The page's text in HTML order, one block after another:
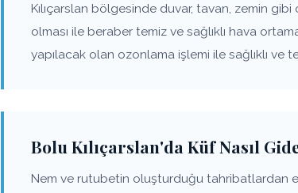
Kılıçarslan bölgesinde duvar, tavan, zemin
olması ile beraber temiz ve sağlıklı hava
yapılacak olan ozonlama işlemi ile sağlıklı ve
Bolu Kılıçarslan'da Küf Nasıl
Nem ve rutubetin oluşturduğu tahribatlardan